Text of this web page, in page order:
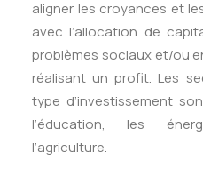
aligner les croyances et
avec l’allocation de
problèmes sociaux et/ou
réalisant un profit. Les
type d’investissement
l’éducation, les
l’agriculture.